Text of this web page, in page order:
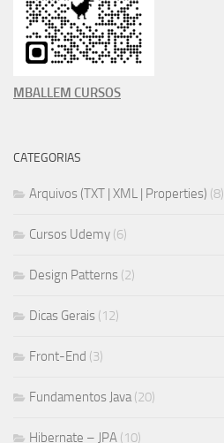
MBALLEM CURSOS
CATEGORIAS
Arquivos (TXT | XML | Properties) (8)
Cursos Udemy (6)
Design Patterns (2)
Dicas Gerais (12)
Front-End (3)
Fundamentos Java(20)
Hibernate – JPA (10)